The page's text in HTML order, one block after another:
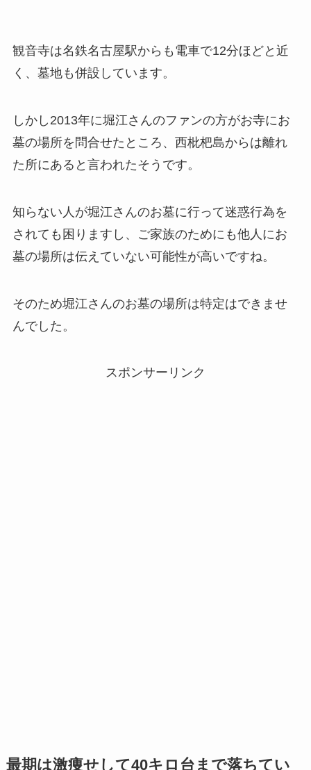
観音寺は名鉄名古屋駅からも電車で12分ほどと近
く、墓地も併設しています。
しかし2013年に堀江さんのファンの方がお寺にお
墓の場所を問合せたところ、西枇杷島からは離れ
た所にあると言われたそうです。
知らない人が堀江さんのお墓に行って迷惑行為を
されても困りますし、ご家族のためにも他人にお
墓の場所は伝えていない可能性が高いですね。
そのため堀江さんのお墓の場所は特定はできませ
んでした。
スポンサーリンク
最期は激痩せして40キロ台まで落ちてい